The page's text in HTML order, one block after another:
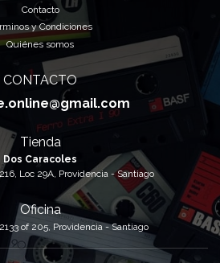
Contacto
y Condiciones
Quiénes somos
CONTACTO
Tienda
Dos Caracoles
Loc 29A, Providencia - Santiago
Oficina
of 205, Providencia - Santiago